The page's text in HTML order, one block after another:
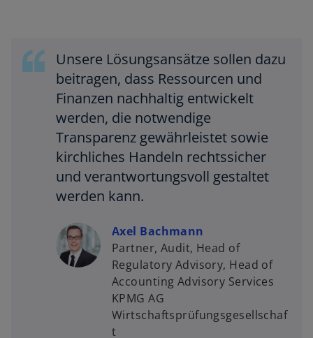
Unsere Lösungsansätze sollen dazu
beitragen, dass Ressourcen und
Finanzen nachhaltig entwickelt
werden, die notwendige
Transparenz gewährleistet sowie
kirchliches Handeln rechtssicher
und verantwortungsvoll gestaltet
werden kann.
Axel Bachmann
Partner, Audit, Head of
Regulatory Advisory, Head of
Accounting Advisory Services
KPMG AG
Wirtschaftsprüfungsgesellschaf
t
e